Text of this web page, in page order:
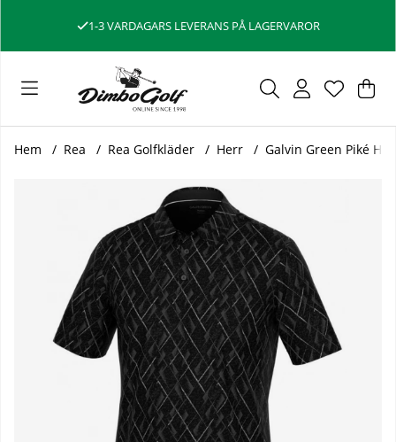
1-3 VARDAGARS LEVERANS PÅ LAGERVAROR
.
Hem Rea Rea Golfkläder Herr Galvin Green Piké
Produktbilder Galvin Green Piké Herr Mads V8+ Svart